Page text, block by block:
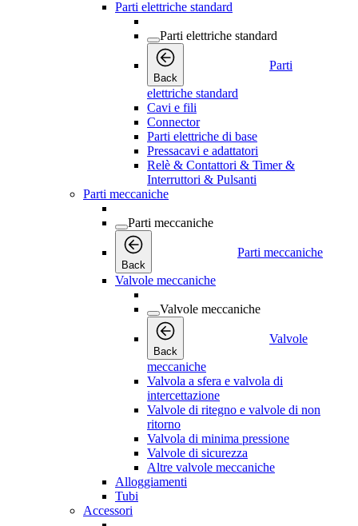
Parti elettriche standard
Parti elettriche standard
Back
Parti
elettriche standard
Cavi e fili
Connector
Parti elettriche di base
Pressacavi e adattatori
Relè & Contattori & Timer &
Interruttori & Pulsanti
Parti meccaniche
Parti meccaniche
Back
Parti meccaniche
Valvole meccaniche
Valvole meccaniche
Back
Valvole
meccaniche
Valvola a sfera e valvola di
intercettazione
Valvole di ritegno e valvole di non
ritorno
Valvola di minima pressione
Valvole di sicurezza
Altre valvole meccaniche
Alloggiamenti
Tubi
Accessori